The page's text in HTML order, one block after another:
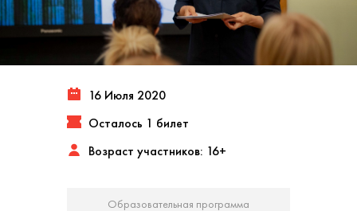
16 Июля 2020
Осталось 1 билет
Возраст участников: 16+
Образовательная программа